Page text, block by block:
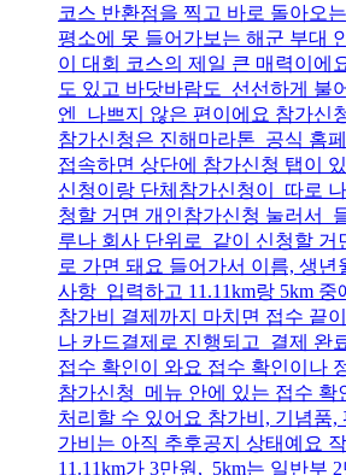
코스 반환점을 찍고 바로 돌아오
평소에 못 들어가보는 해군 부대
이 대회 코스의 제일 큰 매력이에
도 있고 바닷바람도 선선하게 불
엔 나쁘지 않은 편이에요 참가신
참가신청은 진해마라톤 공식 홈
접속하면 상단에 참가신청 탭이
신청이랑 단체참가신청이 따로
청할 거면 개인참가신청 눌러서
루나 회사 단위로 같이 신청할 거
로 가면 돼요 들어가서 이름, 생년
사항 입력하고 11.11km랑 5km 중
참가비 결제까지 마치면 접수 끝
나 카드결제로 진행되고 결제 완
접수 확인이 와요 접수 확인이나
참가신청 메뉴 안에 있는 접수 확
처리할 수 있어요 참가비, 기념품,
가비는 아직 추후공지 상태예요
11.11km가 3만원, 5km는 일반부